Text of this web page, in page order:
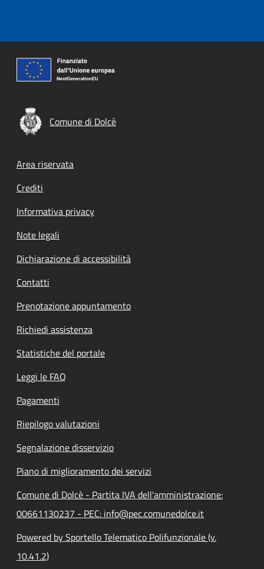
Comune di Dolcè
Footer menu
Area riservata
Crediti
Informativa privacy
Note legali
Dichiarazione di accessibilità
Contatti
Prenotazione appuntamento
Richiedi assistenza
Statistiche del portale
Leggi le FAQ
Pagamenti
Riepilogo valutazioni
Segnalazione disservizio
Piano di miglioramento dei servizi
Comune di Dolcè - Partita IVA dell'amministrazione:
00661130237 - PEC: info@pec.comunedolce.it
Powered by Sportello Telematico Polifunzionale (v.
10.41.2)